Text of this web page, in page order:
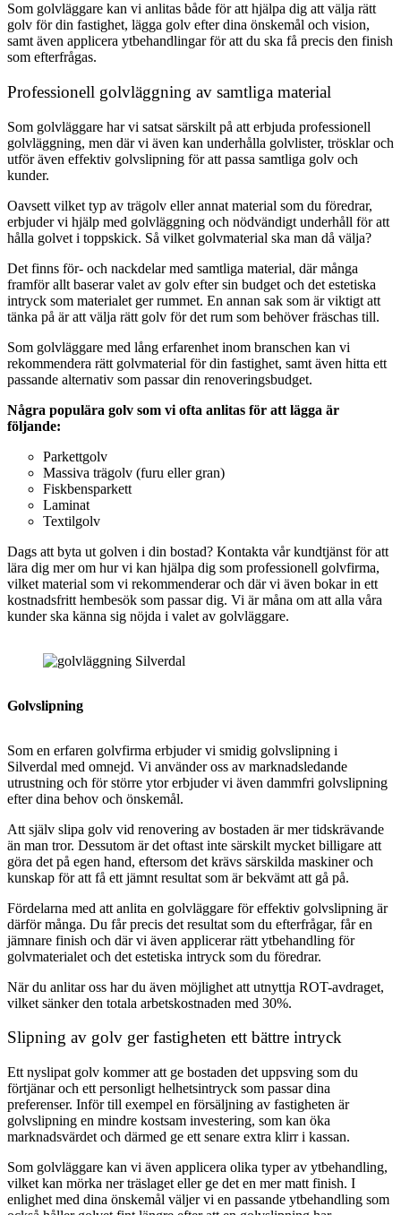
Som golvläggare kan vi anlitas både för att hjälpa dig att välja rätt
golv för din fastighet, lägga golv efter dina önskemål och vision,
samt även applicera ytbehandlingar för att du ska få precis den finish
som efterfrågas.
Professionell golvläggning av samtliga material
Som golvläggare har vi satsat särskilt på att erbjuda professionell
golvläggning, men där vi även kan underhålla golvlister, trösklar och
utför även effektiv golvslipning för att passa samtliga golv och
kunder.
Oavsett vilket typ av trägolv eller annat material som du föredrar,
erbjuder vi hjälp med golvläggning och nödvändigt underhåll för att
hålla golvet i toppskick. Så vilket golvmaterial ska man då välja?
Det finns för- och nackdelar med samtliga material, där många
framför allt baserar valet av golv efter sin budget och det estetiska
intryck som materialet ger rummet. En annan sak som är viktigt att
tänka på är att välja rätt golv för det rum som behöver fräschas till.
Som golvläggare med lång erfarenhet inom branschen kan vi
rekommendera rätt golvmaterial för din fastighet, samt även hitta ett
passande alternativ som passar din renoveringsbudget.
Några populära golv som vi ofta anlitas för att lägga är
följande:
Parkettgolv
Massiva trägolv (furu eller gran)
Fiskbensparkett
Laminat
Textilgolv
Dags att byta ut golven i din bostad? Kontakta vår kundtjänst för att
lära dig mer om hur vi kan hjälpa dig som professionell golvfirma,
vilket material som vi rekommenderar och där vi även bokar in ett
kostnadsfritt hembesök som passar dig. Vi är måna om att alla våra
kunder ska känna sig nöjda i valet av golvläggare.
Golvslipning
Som en erfaren golvfirma erbjuder vi smidig golvslipning i
Silverdal med omnejd. Vi använder oss av marknadsledande
utrustning och för större ytor erbjuder vi även dammfri golvslipning
efter dina behov och önskemål.
Att själv slipa golv vid renovering av bostaden är mer tidskrävande
än man tror. Dessutom är det oftast inte särskilt mycket billigare att
göra det på egen hand, eftersom det krävs särskilda maskiner och
kunskap för att få ett jämnt resultat som är bekvämt att gå på.
Fördelarna med att anlita en golvläggare för effektiv golvslipning är
därför många. Du får precis det resultat som du efterfrågar, får en
jämnare finish och där vi även applicerar rätt ytbehandling för
golvmaterialet och det estetiska intryck som du föredrar.
När du anlitar oss har du även möjlighet att utnyttja ROT-avdraget,
vilket sänker den totala arbetskostnaden med 30%.
Slipning av golv ger fastigheten ett bättre intryck
Ett nyslipat golv kommer att ge bostaden det uppsving som du
förtjänar och ett personligt helhetsintryck som passar dina
preferenser. Inför till exempel en försäljning av fastigheten är
golvslipning en mindre kostsam investering, som kan öka
marknadsvärdet och därmed ge ett senare extra klirr i kassan.
Som golvläggare kan vi även applicera olika typer av ytbehandling,
vilket kan mörka ner träslaget eller ge det en mer matt finish. I
enlighet med dina önskemål väljer vi en passande ytbehandling som